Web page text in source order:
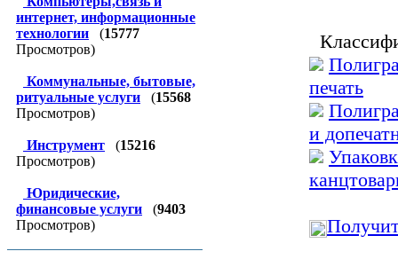
интернет, информационные
технологии
(15777
Просмотров)
Коммунальные, бытовые,
ритуальные услуги
(15568
Просмотров)
Инструмент (15216
Просмотров)
Юридические,
финансовые услуги
(9403
Просмотров)
печать
и